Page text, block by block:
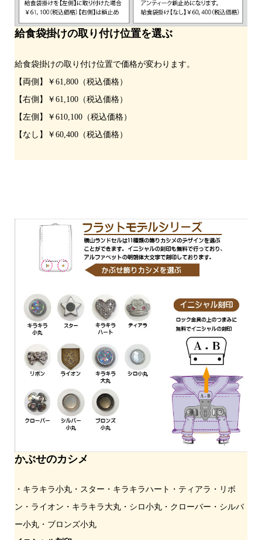
給食袋掛けの取り付け位置を選ぶ
給食袋掛けの取り付け位置で価格が変わります。
【両側】￥61,800（税込価格）
【右側】￥61,100（税込価格）
【左側】￥610,100（税込価格）
【なし】￥60,400（税込価格）
かぶせのカシメ
・キラキラ小丸・スター・キラキラハート・ティアラ・リボ
ン・ライオン・キラキラ大丸・シロ小丸・クローバー・シルバ
ー小丸・ブロンズ小丸